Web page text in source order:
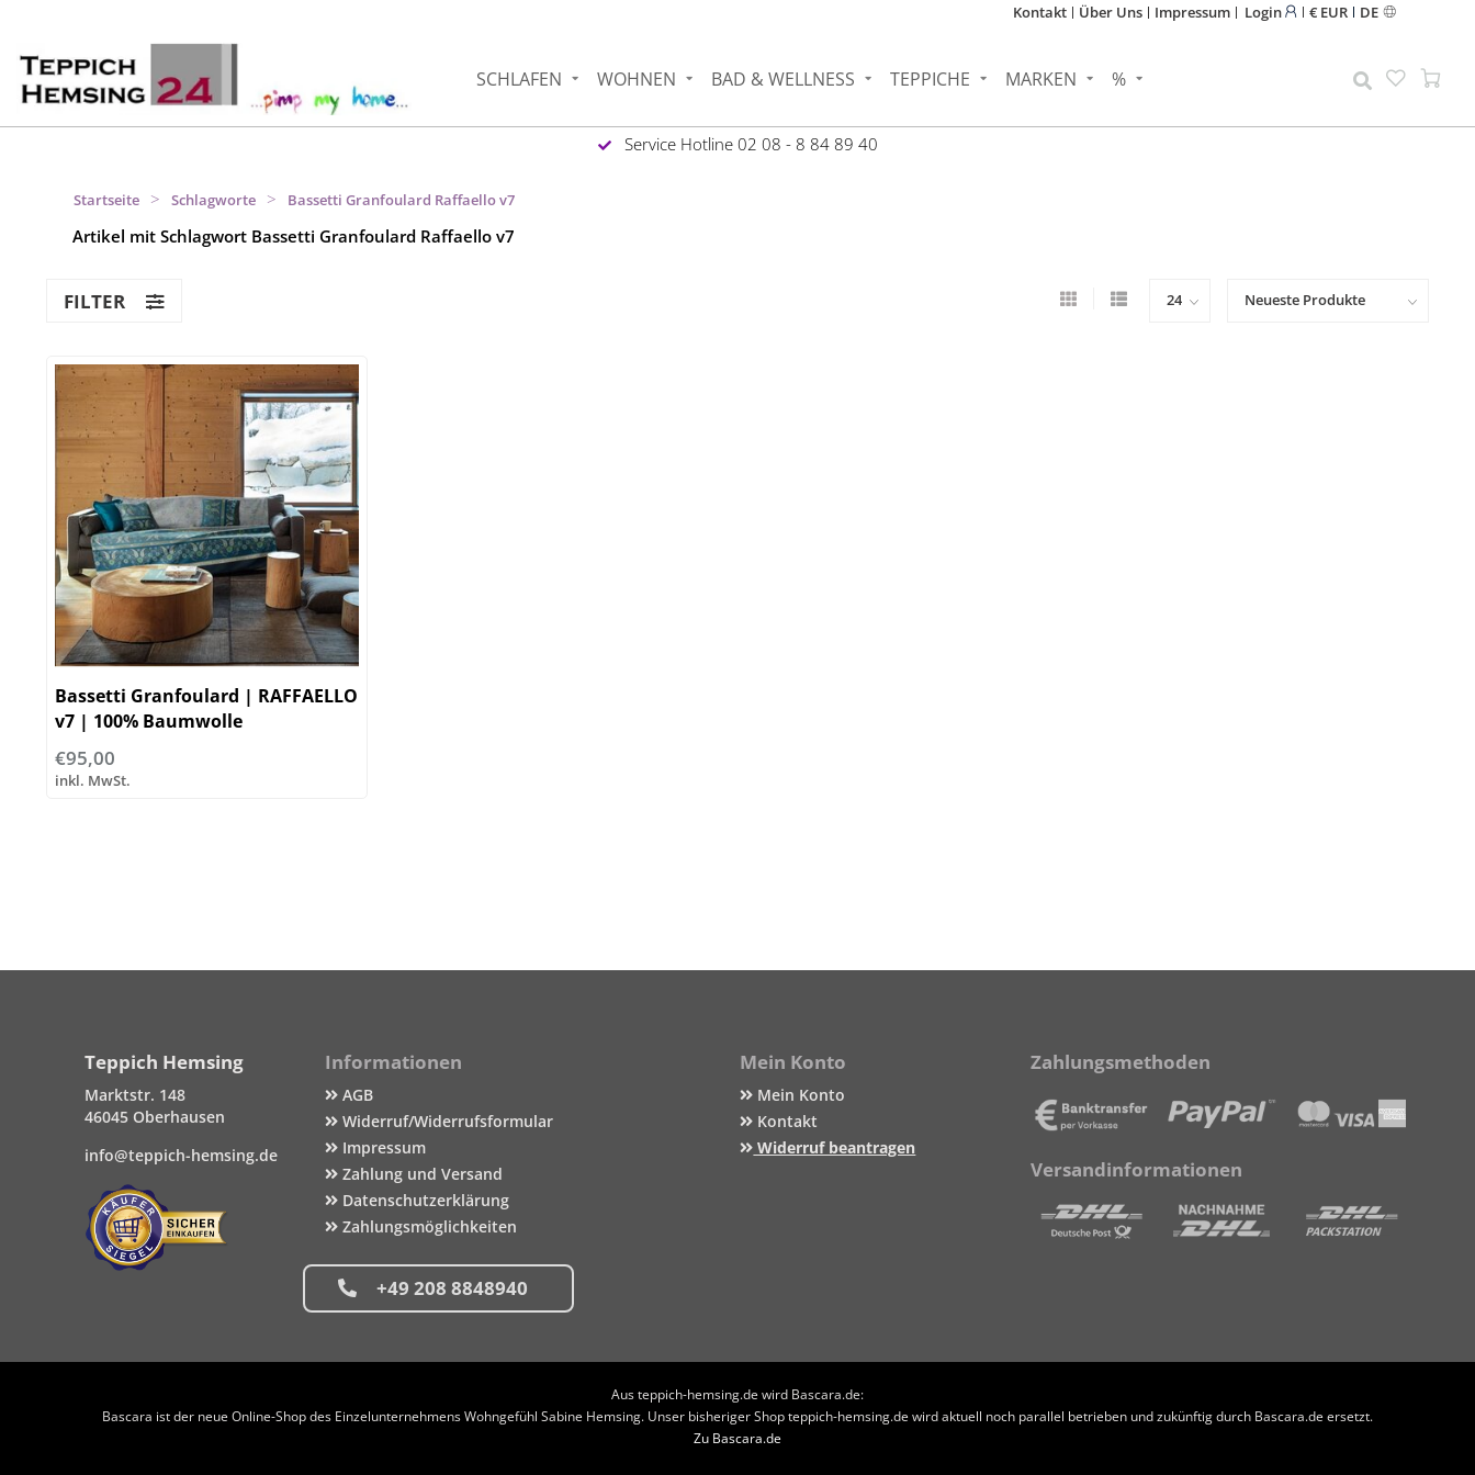
Kontakt Über Uns Impressum Login € EUR DE
SCHLAFEN WOHNEN BAD & WELLNESS TEPPICHE MARKEN %
Service Hotline 02 08 - 8 84 89 40
Startseite > Schlagworte > Bassetti Granfoulard Raffaello v7
Artikel mit Schlagwort Bassetti Granfoulard Raffaello v7
FILTER
Bassetti Granfoulard | RAFFAELLO
v7 | 100% Baumwolle
€95,00
inkl. MwSt.
Teppich Hemsing
Marktstr. 148
46045 Oberhausen
info@teppich-hemsing.de
Informationen
AGB
Widerruf/Widerrufsformular
Impressum
Zahlung und Versand
Datenschutzerklärung
Zahlungsmöglichkeiten
+49 208 8848940
Mein Konto
Mein Konto
Kontakt
Widerruf beantragen
Zahlungsmethoden
Versandinformationen
Aus teppich-hemsing.de wird Bascara.de:
Bascara ist der neue Online-Shop des Einzelunternehmens Wohngefühl Sabine Hemsing. Unser bisheriger Shop teppich-hemsing.de wird aktuell noch parallel betrieben und zukünftig durch Bascara.de ersetzt.
Zu Bascara.de